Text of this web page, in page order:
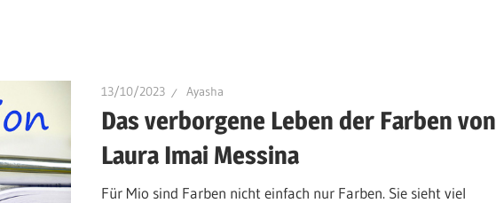
13/10/2023 Ayasha
Das verborgene Leben der Farben von
Laura Imai Messina
Für Mio sind Farben nicht einfach nur Farben. Sie sieht viel